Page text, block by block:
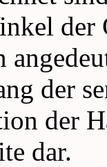
der
der
der
dar.